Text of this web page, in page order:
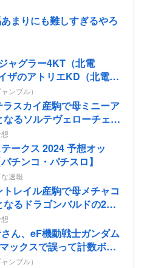
あまりにも難しすぎるやろ
ャグラー4KT（北電
ザのアトリエKD（北電
過
ンブル）
ラスカイ産駒で母ミニーア
るソルテヴェローチェの
ークス 2024 予想オッ
チンコ・パチスロ】
速報
トレイル産駒で母メチャコ
るドラゴンバルドの2歳
さん、eF機動戦士ガンダム
ックスで誤って計数ボタ
クさせてしまう…
ンブル）